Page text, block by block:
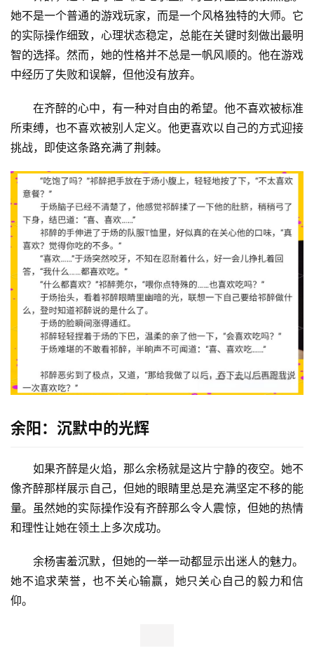
她不是一个普通的游戏玩家，而是一个风格独特的大师。它
的实际操作细致，心理状态稳定，总能在关键时刻做出最明
智的选择。然而，她的性格并不总是一帆风顺的。他在游戏
中经历了失败和误解，但他没有放弃。
在齐醉的心中，有一种对自由的希望。他不喜欢被标准
所束缚，也不喜欢被别人定义。他更喜欢以自己的方式迎接
挑战，即使这条路充满了荆棘。
余阳：沉默中的光辉
如果齐醉是火焰，那么余杨就是这片宁静的夜空。她不
像齐醉那样展示自己，但她的眼睛里总是充满坚定不移的能
量。虽然她的实际操作没有齐醉那么令人震惊，但她的热情
和理性让她在领土上多次成功。
余杨害羞沉默，但她的一举一动都显示出迷人的魅力。
她不追求荣誉，也不关心输赢，她只关心自己的毅力和信
仰。